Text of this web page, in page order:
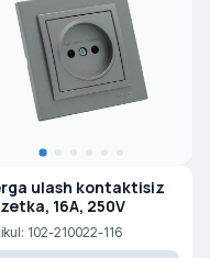
ulash kontaktisiz
16A, 250V
102-210022-116